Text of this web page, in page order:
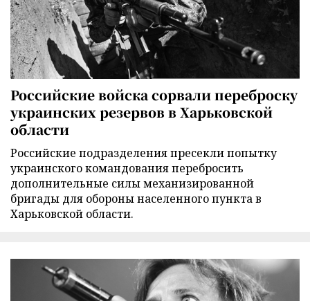
Российские войска сорвали переброску
украинских резервов в Харьковской
области
Российские подразделения пресекли попытку
украинского командования перебросить
дополнительные силы механизированной
бригады для обороны населенного пункта в
Харьковской области.